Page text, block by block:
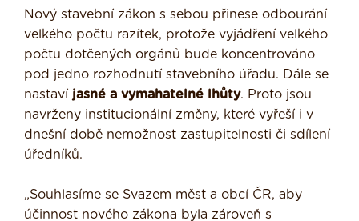
Nový stavební zákon s sebou přinese odbourání
velkého počtu razítek, protože vyjádření velkého
počtu dotčených orgánů bude koncentrováno
pod jedno rozhodnutí stavebního úřadu. Dále se
nastaví jasné a vymahatelné lhůty. Proto jsou
navrženy institucionální změny, které vyřeší i v
dnešní době nemožnost zastupitelnosti či sdílení
úředníků.
„Souhlasíme se Svazem měst a obcí ČR, aby
účinnost nového zákona byla zároveň s